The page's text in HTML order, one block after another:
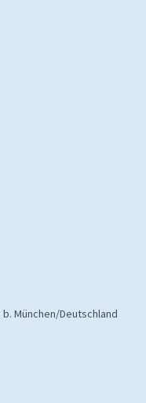
München/Deutschland